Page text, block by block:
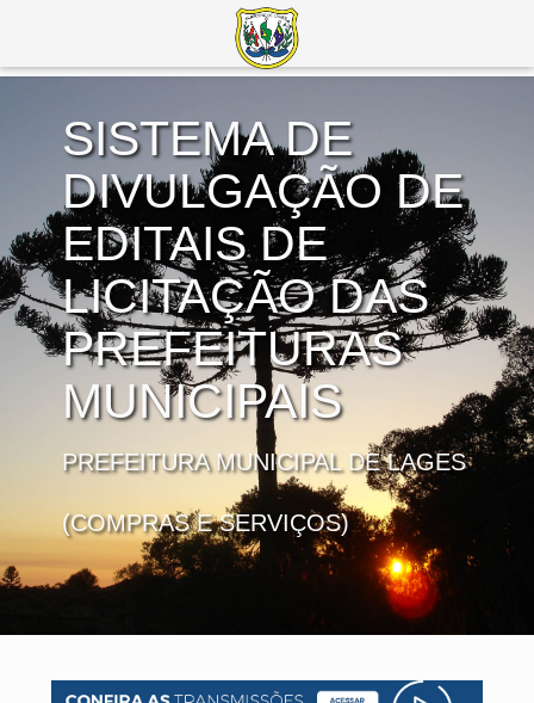
SISTEMA DE
DIVULGAÇÃO DE
EDITAIS DE
LICITAÇÃO DAS
PREFEITURAS
MUNICIPAIS
PREFEITURA MUNICIPAL DE LAGES
(COMPRAS E SERVIÇOS)